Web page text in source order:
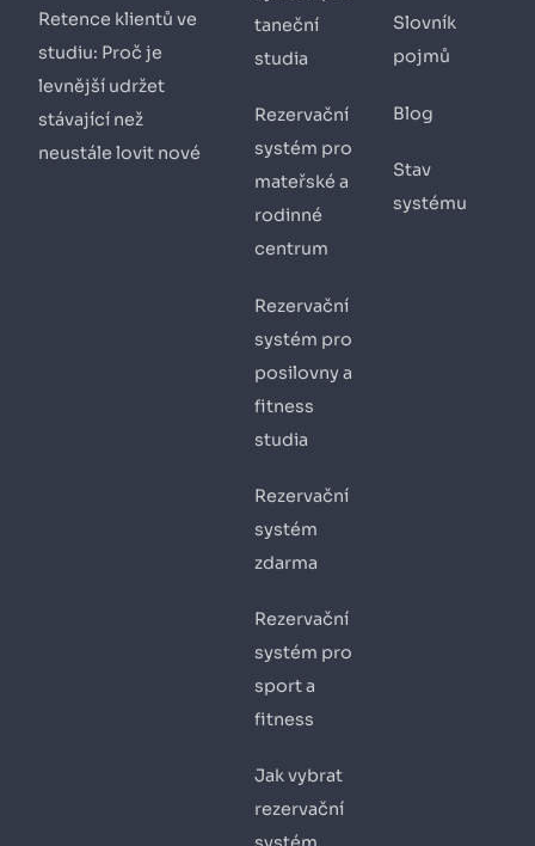
Retence klientů ve
studiu: Proč je
levnější udržet
stávající než
neustále lovit nové
taneční
studia
Rezervační
systém pro
mateřské a
rodinné
centrum
Rezervační
systém pro
posilovny a
fitness
studia
Rezervační
systém
zdarma
Rezervační
systém pro
sport a
fitness
Jak vybrat
rezervační
Slovník
pojmů
Blog
Stav
systému